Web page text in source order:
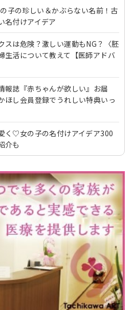
の子の珍しい＆かぶらない名前！古
名付けアイデア
スは危険？激しい運動もNG？〈胚
生活について教えて【医師アドバ
報誌『赤ちゃんが欲しい』お届
ほし会員登録でうれしい特典いっ
く♡女の子の名付けアイデア300
介も